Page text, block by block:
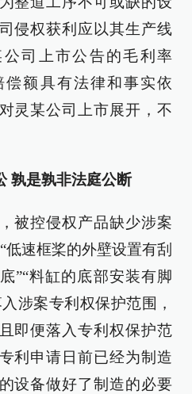
侵权获利应以其生产线
司上市公告的毛利率
偿额具有法律和事实依
灵某公司上市展开，不
孰是孰非法庭公断
被控侵权产品缺少涉案
速框桨的外壁设置有刮
”“料缸的底部安装有脚
涉案专利权保护范围，
即便落入专利权保护范
利申请日前已经为制造
设备做好了制造的必要